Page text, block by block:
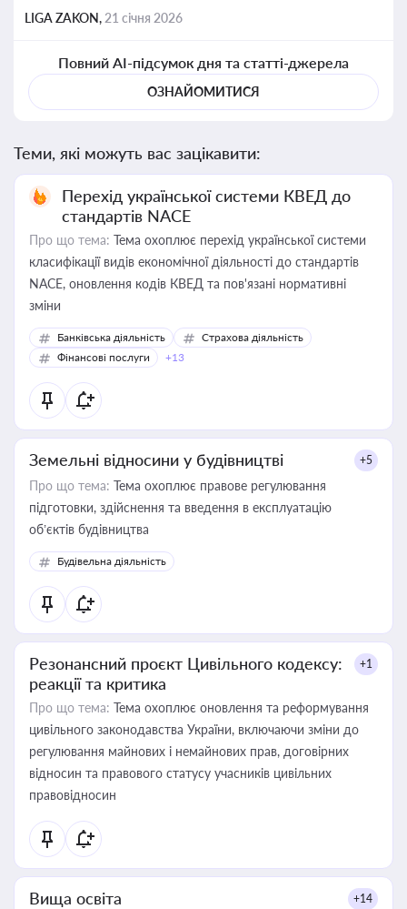
LIGA ZAKON, 21 січня 2026
Повний AI-підсумок дня та статті-джерела
ОЗНАЙОМИТИСЯ
Теми, які можуть вас зацікавити:
Перехід української системи КВЕД до
стандартів NACE
Про що тема: Тема охоплює перехід української системи
класифікації видів економічної діяльності до стандартів
NACE, оновлення кодів КВЕД та пов'язані нормативні
зміни
Банківська діяльність
Страхова діяльність
Фінансові послуги
+13
Земельні відносини у будівництві +5
Про що тема: Тема охоплює правове регулювання
підготовки, здійснення та введення в експлуатацію
об’єктів будівництва
Будівельна діяльність
Резонансний проєкт Цивільного кодексу:
реакції та критика
+1
Про що тема: Тема охоплює оновлення та реформування
цивільного законодавства України, включаючи зміни до
регулювання майнових і немайнових прав, договірних
відносин та правового статусу учасників цивільних
правовідносин
Вища освіта +14